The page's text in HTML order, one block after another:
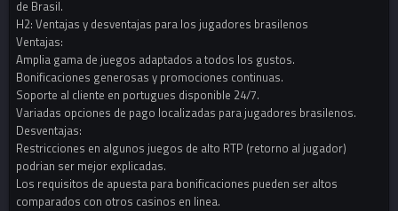
de Brasil.
H2: Ventajas y desventajas para los jugadores brasilenos
Ventajas:
Amplia gama de juegos adaptados a todos los gustos.
Bonificaciones generosas y promociones continuas.
Soporte al cliente en portugues disponible 24/7.
Variadas opciones de pago localizadas para jugadores brasilenos.
Desventajas:
Restricciones en algunos juegos de alto RTP (retorno al jugador)
podrian ser mejor explicadas.
Los requisitos de apuesta para bonificaciones pueden ser altos
comparados con otros casinos en linea.